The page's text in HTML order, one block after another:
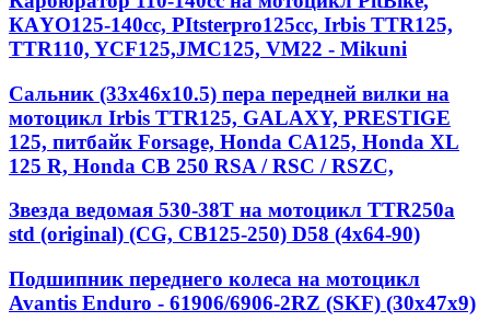
КАYО125-140сс, РItstеrрrо125сс, Irbis TTR125,
TTR110, YCF125,JMC125, VM22 - Mikuni
Сальник (33х46х10.5) пера передней вилки на
мотоцикл Irbis TTR125, GALAXY, PRESTIGE
125, питбайк Forsage, Honda CA125, Honda XL
125 R, Honda CB 250 RSA / RSC / RSZC,
Звезда ведомая 530-38T на мотоцикл TTR250a
std (original) (CG, CB125-250) D58 (4x64-90)
Подшипник переднего колеса на мотоцикл
Avantis Enduro - 61906/6906-2RZ (SKF) (30x47x9)